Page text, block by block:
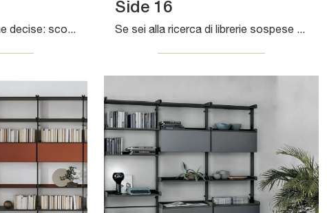
Texture di pregio e forme decise: scopri la libreria Side 17 di Fimar tra le più originali Librerie design sospese.
Side 16
Se sei alla ricerca di librerie sospese per il living, clicca e scopri le nostre soluzioni design: il modello Side 16 Fimar ti attende!